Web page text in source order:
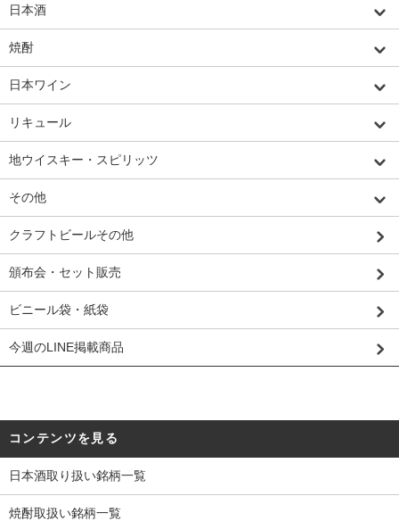
日本酒
焼酎
日本ワイン
リキュール
地ウイスキー・スピリッツ
その他
クラフトビールその他
頒布会・セット販売
ビニール袋・紙袋
今週のLINE掲載商品
コンテンツを見る
日本酒取り扱い銘柄一覧
焼酎取扱い銘柄一覧